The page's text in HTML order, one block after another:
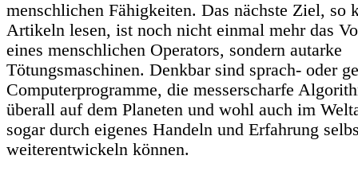
menschlichen Fähigkeiten. Das nächste Ziel, so
Artikeln lesen, ist noch nicht einmal mehr das
eines menschlichen Operators, sondern autarke
Tötungsmaschinen. Denkbar sind sprach- oder
Computerprogramme, die messerscharfe
überall auf dem Planeten und wohl auch im
sogar durch eigenes Handeln und Erfahrung
weiterentwickeln können.